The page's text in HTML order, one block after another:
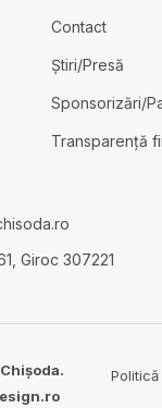
Contact
Știri/Presă
Sponsorizări/
Transparență
Giroc 307221